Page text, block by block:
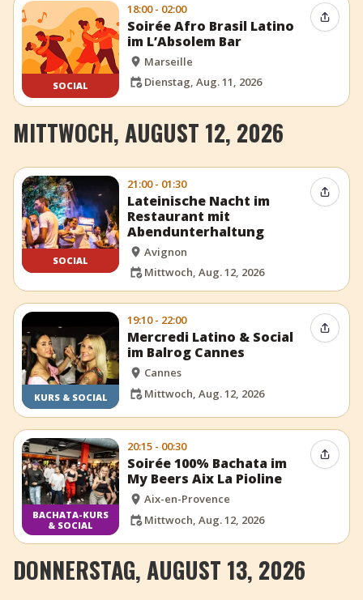
SOCIAL
18:00 - 02:00
Soirée Afro Brasil Latino
im L’Absolem Bar
Marseille
Dienstag, Aug. 11, 2026
Event
MITTWOCH, AUGUST 12, 2026
SOCIAL
21:00 - 01:30
Lateinische Nacht im
Restaurant mit
Abendunterhaltung
Avignon
Mittwoch, Aug. 12, 2026
Event
KURS & SOCIAL
19:10 - 22:00
Mercredi Latino & Social
im Balrog Cannes
Cannes
Mittwoch, Aug. 12, 2026
Event
BACHATA-KURS
& SOCIAL
20:15 - 00:30
Soirée 100% Bachata im
My Beers Aix La Pioline
Aix-en-Provence
Mittwoch, Aug. 12, 2026
Event
DONNERSTAG, AUGUST 13, 2026